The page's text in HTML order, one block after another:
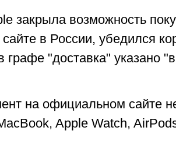
закрыла возможность
в России, убедился
графе "доставка" указано
на официальном сайте
Apple Watch,